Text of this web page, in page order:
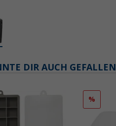
DIR AUCH GEFALLEN
%